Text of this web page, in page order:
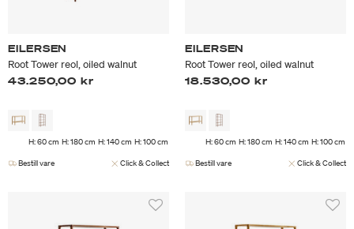
EILERSEN
Root Tower reol, oiled walnut
43.250,00 kr
H: 60 cm H: 180 cm H: 140 cm H: 100 cm
Bestill vare
Click & Collect
EILERSEN
Root Tower reol, oiled walnut
18.530,00 kr
H: 60 cm H: 180 cm H: 140 cm H: 100 cm
Bestill vare
Click & Collect